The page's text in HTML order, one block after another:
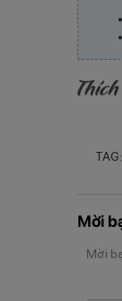
TAG:
Mời
Mời